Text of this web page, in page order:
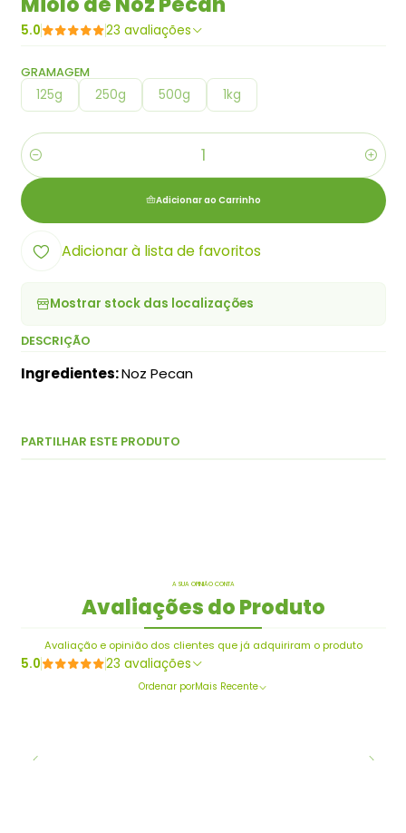
5.0 23 avaliações
GRAMAGEM
125g 250g 500g 1kg
Quantidade
Adicionar ao Carrinho
Adicionar à lista de favoritos
Mostrar stock das localizações
DESCRIÇÃO
Ingredientes:Noz Pecan
PARTILHAR ESTE PRODUTO
A SUA OPINIÃO CONTA
Avaliações do Produto
Avaliação e opinião dos clientes que já adquiriram o produto
5.0 23 avaliações
Ordenar porMais Recente